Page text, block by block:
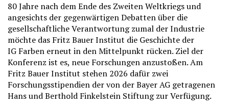
80 Jahre nach dem Ende des Zweiten Weltkriegs und
angesichts der gegenwärtigen Debatten über die
gesellschaftliche Verantwortung zumal der Industrie
möchte das Fritz Bauer Institut die Geschichte der
IG Farben erneut in den Mittelpunkt rücken. Ziel der
Konferenz ist es, neue Forschungen anzustoßen. Am
Fritz Bauer Institut stehen 2026 dafür zwei
Forschungsstipendien der von der Bayer AG getragenen
Hans und Berthold Finkelstein Stiftung zur Verfügung.